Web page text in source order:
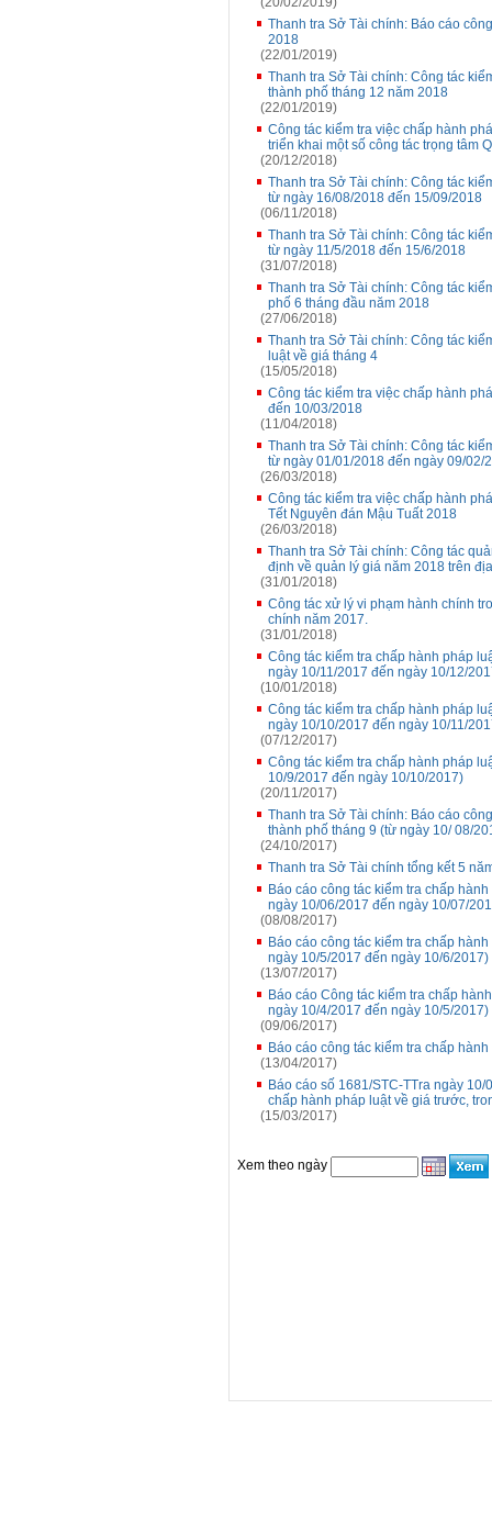
Thanh tra Sở Tài chính: Báo cáo
2018
(22/01/2019)
Thanh tra Sở Tài chính: Công tác
thành phố tháng 12 năm 2018
(22/01/2019)
Công tác kiểm tra việc chấp hành
triển khai một số công tác trọng tâm
(20/12/2018)
Thanh tra Sở Tài chính: Công tác
từ ngày 16/08/2018 đến 15/09/2018
(06/11/2018)
Thanh tra Sở Tài chính: Công tác
từ ngày 11/5/2018 đến 15/6/2018
(31/07/2018)
Thanh tra Sở Tài chính: Công tác
phố 6 tháng đầu năm 2018
(27/06/2018)
Thanh tra Sở Tài chính: Công tác
luật về giá tháng 4
(15/05/2018)
Công tác kiểm tra việc chấp hành
đến 10/03/2018
(11/04/2018)
Thanh tra Sở Tài chính: Công tác
từ ngày 01/01/2018 đến ngày 09/02/
(26/03/2018)
Công tác kiểm tra việc chấp hành
Tết Nguyên đán Mậu Tuất 2018
(26/03/2018)
Thanh tra Sở Tài chính: Công tác
định về quản lý giá năm 2018 trên
(31/01/2018)
Công tác xử lý vi phạm hành chính
chính năm 2017.
(31/01/2018)
Công tác kiểm tra chấp hành pháp
ngày 10/11/2017 đến ngày 10/12/
(10/01/2018)
Công tác kiểm tra chấp hành pháp
ngày 10/10/2017 đến ngày 10/11/
(07/12/2017)
Công tác kiểm tra chấp hành pháp
10/9/2017 đến ngày 10/10/2017)
(20/11/2017)
Thanh tra Sở Tài chính: Báo cáo
thành phố tháng 9 (từ ngày 10/ 08/
(24/10/2017)
Thanh tra Sở Tài chính tổng kết 5
Báo cáo công tác kiểm tra chấp
ngày 10/06/2017 đến ngày 10/07/
(08/08/2017)
Báo cáo công tác kiểm tra chấp
ngày 10/5/2017 đến ngày 10/6/2017)
(13/07/2017)
Báo cáo Công tác kiểm tra chấp
ngày 10/4/2017 đến ngày 10/5/2017)
(09/06/2017)
Báo cáo công tác kiểm tra chấp
(13/04/2017)
Báo cáo số 1681/STC-TTra ngày
chấp hành pháp luật về giá trước,
(15/03/2017)
Xem theo ngày